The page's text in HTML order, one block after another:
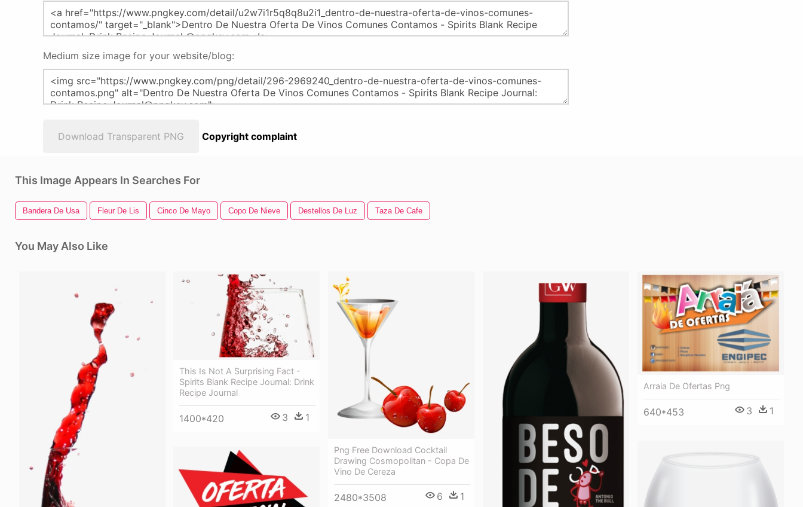
Medium size image for your website/blog:
Download Transparent PNG Copyright complaint
This Image Appears In Searches For
Bandera De Usa Fleur De Lis Cinco De Mayo Copo De Nieve Destellos De Luz Taza De Cafe
You May Also Like
This Is Not A Surprising Fact -
Spirits Blank Recipe Journal: Drink
Recipe Journal
1400*420 3 1
Png Free Download Cocktail
Drawing Cosmopolitan - Copa De
Vino De Cereza
2480*3508 6 1
Arraia De Ofertas Png
640*453 3 1